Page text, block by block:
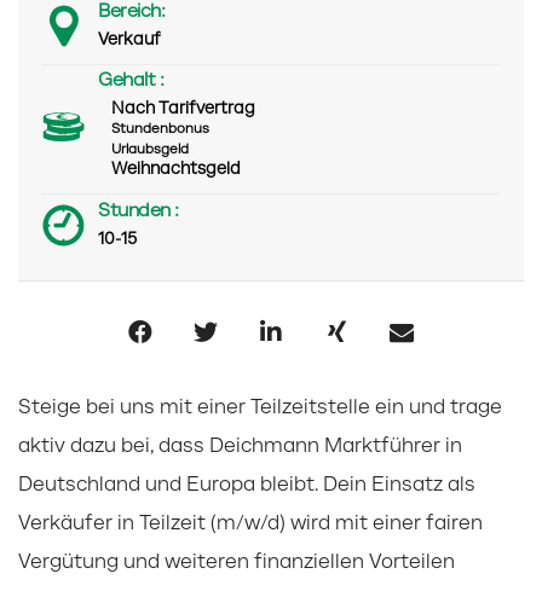
Bereich:
Verkauf
Gehalt :
Nach Tarifvertrag
Stundenbonus
Urlaubsgeld
Weihnachtsgeld
Stunden :
10-15
Steige bei uns mit einer Teilzeitstelle ein und trage
aktiv dazu bei, dass Deichmann Marktführer in
Deutschland und Europa bleibt. Dein Einsatz als
Verkäufer in Teilzeit (m/w/d) wird mit einer fairen
Vergütung und weiteren finanziellen Vorteilen